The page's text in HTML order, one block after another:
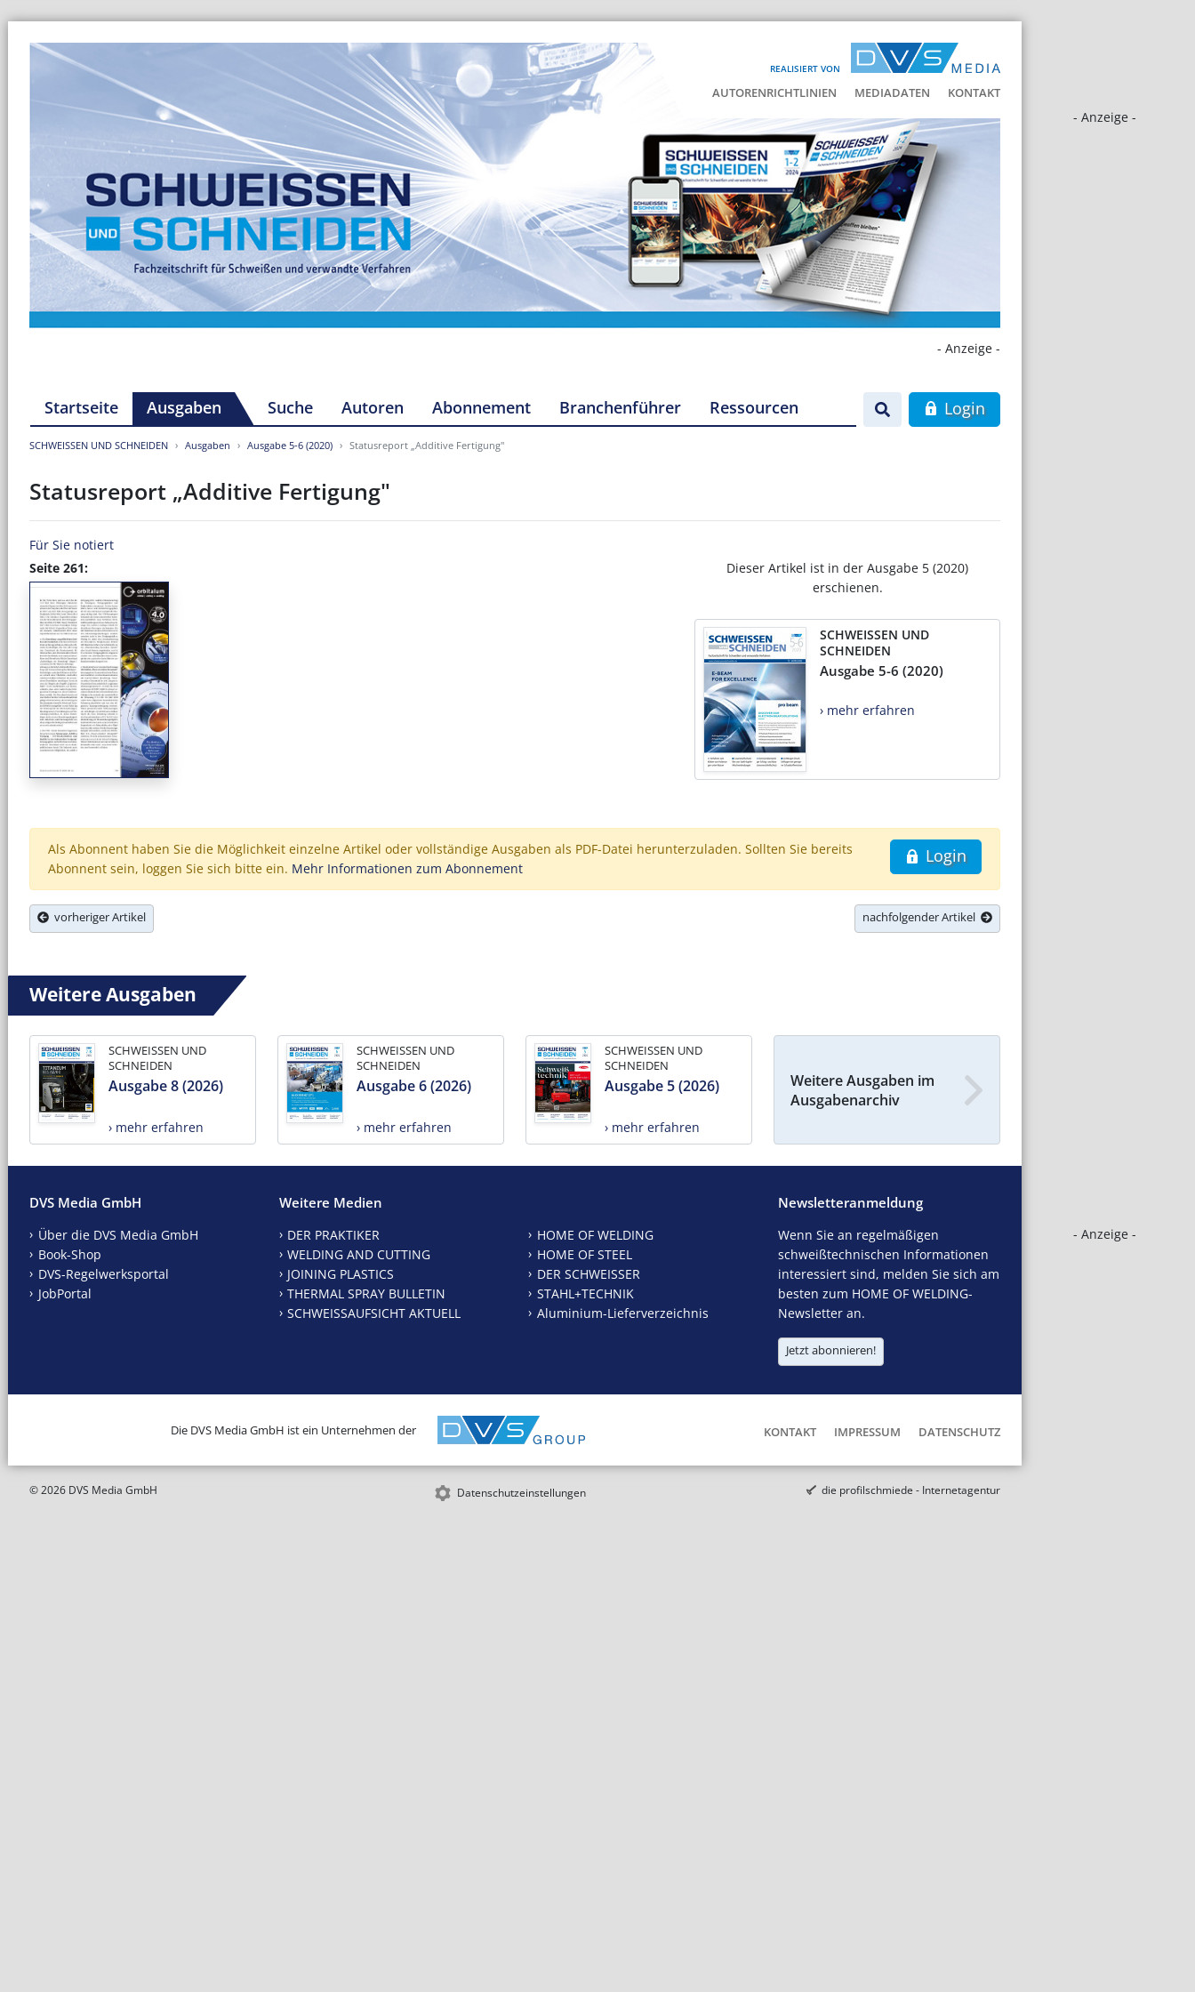
REALISIERT VON
AUTORENRICHTLINIEN MEDIADATEN KONTAKT
- Anzeige -
- Anzeige -
- Anzeige -
Startseite Ausgaben Suche Autoren Abonnement Branchenführer Ressourcen Login
SCHWEISSEN UND SCHNEIDEN Ausgaben Ausgabe 5-6 (2020) Statusreport „Additive Fertigung"
Statusreport „Additive Fertigung"
Für Sie notiert
Seite 261:
Dieser Artikel ist in der Ausgabe 5 (2020)
erschienen.
SCHWEISSEN UND
SCHNEIDEN
Ausgabe 5-6 (2020)
› mehr erfahren
Login
Als Abonnent haben Sie die Möglichkeit einzelne Artikel oder vollständige Ausgaben als PDF-Datei herunterzuladen. Sollten Sie bereits
Abonnent sein, loggen Sie sich bitte ein. Mehr Informationen zum Abonnement
vorheriger Artikel nachfolgender Artikel
Weitere Ausgaben
SCHWEISSEN UND
SCHNEIDEN
Ausgabe 8 (2026)
› mehr erfahren
SCHWEISSEN UND
SCHNEIDEN
Ausgabe 6 (2026)
› mehr erfahren
SCHWEISSEN UND
SCHNEIDEN
Ausgabe 5 (2026)
› mehr erfahren
Weitere Ausgaben im
Ausgabenarchiv
DVS Media GmbH
Über die DVS Media GmbH
Book-Shop
DVS-Regelwerksportal
JobPortal
Weitere Medien
DER PRAKTIKER
WELDING AND CUTTING
JOINING PLASTICS
THERMAL SPRAY BULLETIN
SCHWEISSAUFSICHT AKTUELL
HOME OF WELDING
HOME OF STEEL
DER SCHWEISSER
STAHL+TECHNIK
Aluminium-Lieferverzeichnis
Newsletteranmeldung
Wenn Sie an regelmäßigen
schweißtechnischen Informationen
interessiert sind, melden Sie sich am
besten zum HOME OF WELDING-
Newsletter an.
Jetzt abonnieren!
Die DVS Media GmbH ist ein Unternehmen der KONTAKT IMPRESSUM DATENSCHUTZ
© 2026 DVS Media GmbH Datenschutzeinstellungen die profilschmiede - Internetagentur